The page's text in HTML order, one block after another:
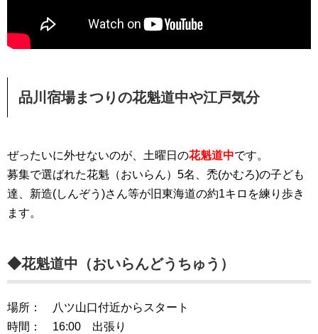
品川宿場まつりの花魁道中や江戸気分
ぜったいに外せないのが、土曜日の花魁道中です。
募集で選ばれた花魁（おいらん）5名、禿(かむろ)の子ども
達、新造(しんぞう)さん等が旧東海道の約1キロを練り歩き
ます。
◆花魁道中（おいらんどうちゅう）
場所： 八ツ山口付近からスタート
時間： 16:00 出張り